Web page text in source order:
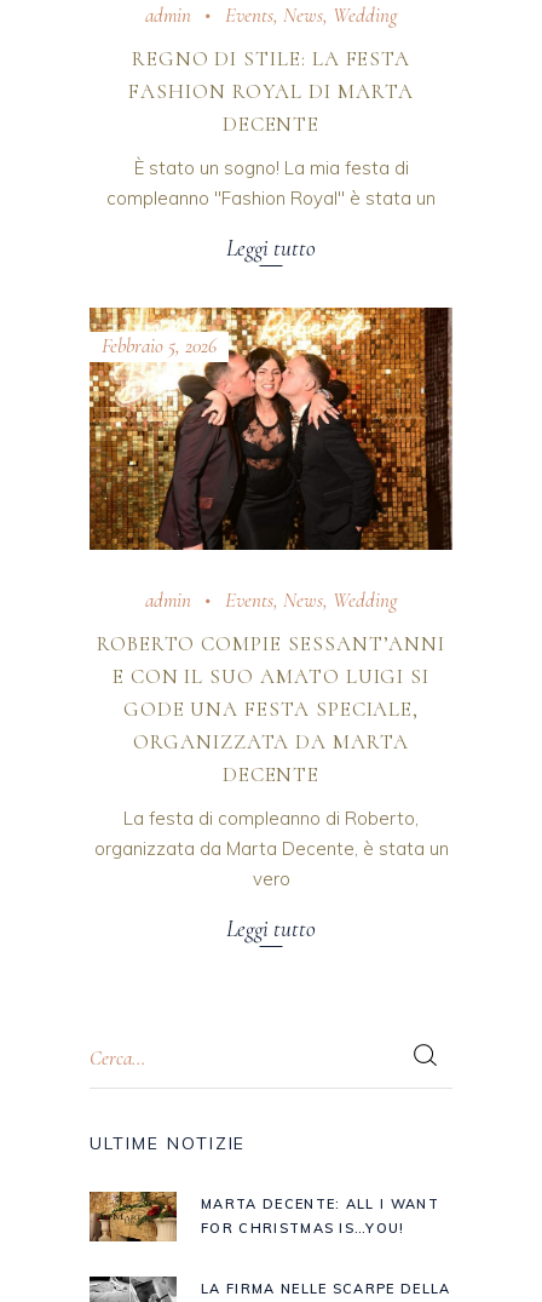
admin Events, News, Wedding
REGNO DI STILE: LA FESTA
FASHION ROYAL DI MARTA
DECENTE
È stato un sogno! La mia festa di
compleanno "Fashion Royal" è stata un
Leggi tutto
Febbraio 5, 2026
admin Events, News, Wedding
ROBERTO COMPIE SESSANT’ANNI
E CON IL SUO AMATO LUIGI SI
GODE UNA FESTA SPECIALE,
ORGANIZZATA DA MARTA
DECENTE
La festa di compleanno di Roberto,
organizzata da Marta Decente, è stata un
vero
Leggi tutto
ULTIME NOTIZIE
MARTA DECENTE: ALL I WANT
FOR CHRISTMAS IS…YOU!
LA FIRMA NELLE SCARPE DELLA